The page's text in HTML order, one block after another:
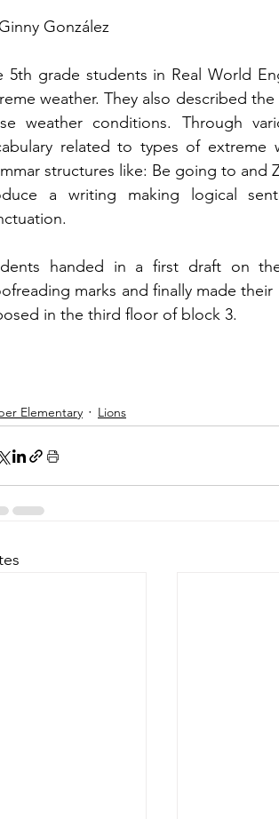
González
5th grade students in Real World
weather. They also described
weather conditions. Through
related to types of extreme
structures like: Be going to and
a writing making logical
handed in a first draft on
marks and finally made
in the third floor of block 3.
Elementary Lions